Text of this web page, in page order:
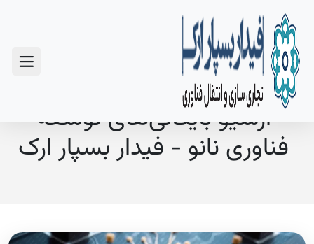
آرشیو بایگانی‌های توسعه
فناوری نانو - فیدار بسپار ارک